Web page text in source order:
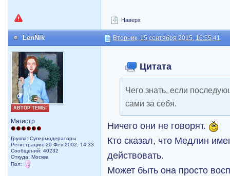
Наверх
LenNik Вторник, 15 сентября 2015, 16:55:41
АВТОР ТЕМЫ
Магистр
Группа: Супермодераторы
Регистрация: 20 Фев 2002, 14:33
Сообщений: 40232
Откуда: Москва
Пол:
Цитата
Чего знать, если
сами за себя.
Ничего они не говорят.
Кто сказал, что Медлин
действовать.
Может быть она просто